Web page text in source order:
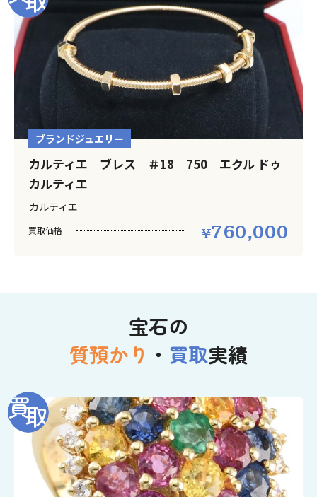
ブランドジュエリー
カルティエ ブレス ＃18 750 エクル ドゥ
カルティエ
カルティエ
買取価格 760,000
宝石の
質預かり ・ 買取実績